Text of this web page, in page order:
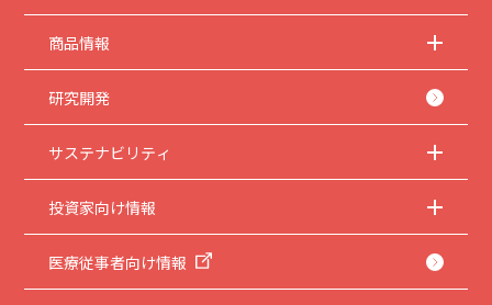
商品情報
研究開発
サステナビリティ
投資家向け情報
医療従事者向け情報